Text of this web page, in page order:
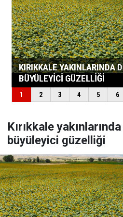
Kırıkkale
büyüleyici güzelliği